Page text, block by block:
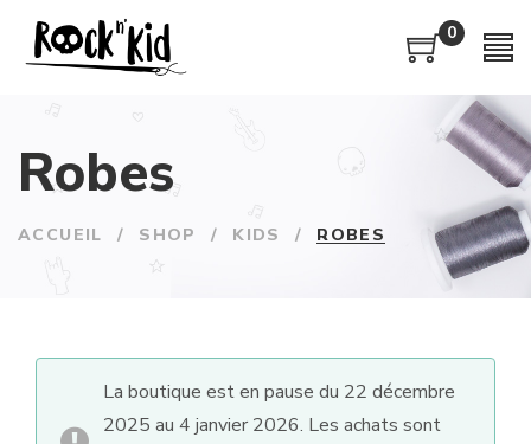
0
Robes
ACCUEIL / SHOP / KIDS / ROBES
La boutique est en pause du 22 décembre
2025 au 4 janvier 2026. Les achats sont